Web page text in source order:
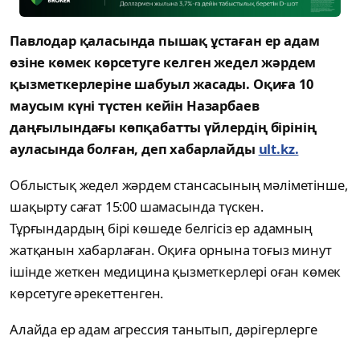
Павлодар қаласында пышақ ұстаған ер адам
өзіне көмек көрсетуге келген жедел жәрдем
қызметкерлеріне шабуыл жасады. Оқиға 10
маусым күні түстен кейін Назарбаев
даңғылындағы көпқабатты үйлердің бірінің
ауласында болған, деп хабарлайды ult.kz.
Облыстық жедел жәрдем стансасының мәліметінше,
шақырту сағат 15:00 шамасында түскен.
Тұрғындардың бірі көшеде белгісіз ер адамның
жатқанын хабарлаған. Оқиға орнына тоғыз минут
ішінде жеткен медицина қызметкерлері оған көмек
көрсетуге әрекеттенген.
Алайда ер адам агрессия танытып, дәрігерлерге